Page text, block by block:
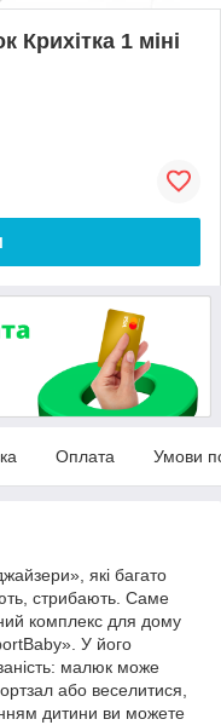
Крихітка 1 міні
Оплата Умови
які багато
стрибають. Саме
комплекс для дому
У його
малюк може
або веселитися,
дитини ви можете